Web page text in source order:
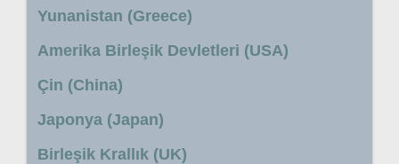
Yunanistan (Greece)
Amerika Birleşik Devletleri (USA)
Çin (China)
Japonya (Japan)
Birleşik Krallık (UK)